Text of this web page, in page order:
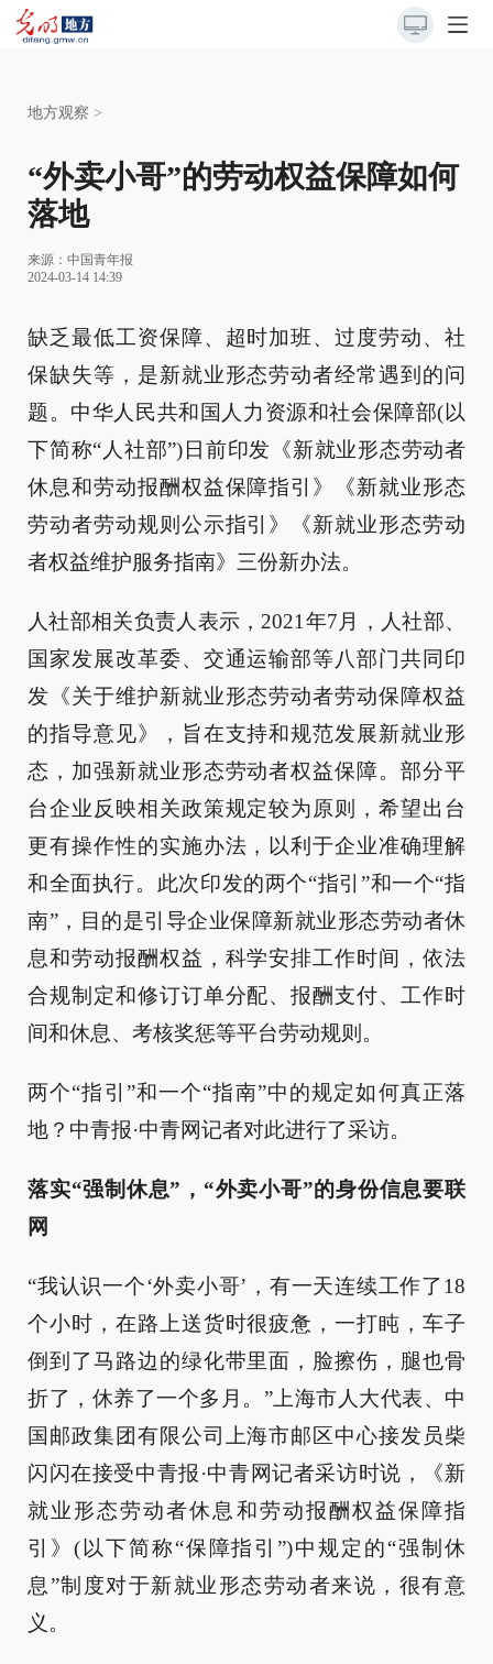
地方观察 >
“外卖小哥”的劳动权益保障如何
落地
来源： 中国青年报
2024-03-14 14:39
缺乏最低工资保障、超时加班、过度劳动、社
保缺失等，是新就业形态劳动者经常遇到的问
题。中华人民共和国人力资源和社会保障部(以
下简称“人社部”)日前印发《新就业形态劳动者
休息和劳动报酬权益保障指引》《新就业形态
劳动者劳动规则公示指引》《新就业形态劳动
者权益维护服务指南》三份新办法。
人社部相关负责人表示，2021年7月，人社部、
国家发展改革委、交通运输部等八部门共同印
发《关于维护新就业形态劳动者劳动保障权益
的指导意见》，旨在支持和规范发展新就业形
态，加强新就业形态劳动者权益保障。部分平
台企业反映相关政策规定较为原则，希望出台
更有操作性的实施办法，以利于企业准确理解
和全面执行。此次印发的两个“指引”和一个“指
南”，目的是引导企业保障新就业形态劳动者休
息和劳动报酬权益，科学安排工作时间，依法
合规制定和修订订单分配、报酬支付、工作时
间和休息、考核奖惩等平台劳动规则。
两个“指引”和一个“指南”中的规定如何真正落
地？中青报·中青网记者对此进行了采访。
落实“强制休息”，“外卖小哥”的身份信息要联
网
“我认识一个‘外卖小哥’，有一天连续工作了18
个小时，在路上送货时很疲惫，一打盹，车子
倒到了马路边的绿化带里面，脸擦伤，腿也骨
折了，休养了一个多月。”上海市人大代表、中
国邮政集团有限公司上海市邮区中心接发员柴
闪闪在接受中青报·中青网记者采访时说，《新
就业形态劳动者休息和劳动报酬权益保障指
引》(以下简称“保障指引”)中规定的“强制休
息”制度对于新就业形态劳动者来说，很有意
义。